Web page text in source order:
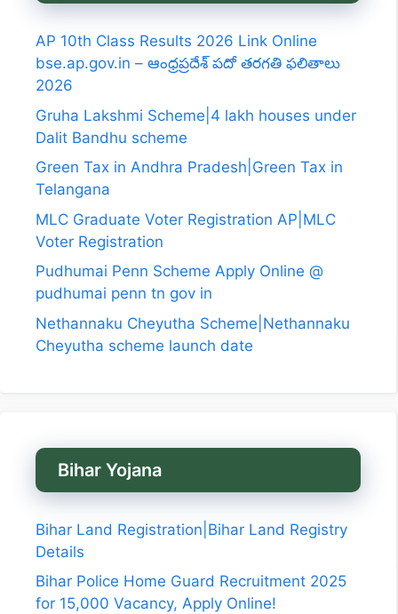
AP 10th Class Results 2026 Link Online
bse.ap.gov.in – ఆంధ్రప్రదేశ్ పదో తరగతి ఫలితాలు
2026
Gruha Lakshmi Scheme|4 lakh houses under
Dalit Bandhu scheme
Green Tax in Andhra Pradesh|Green Tax in
Telangana
MLC Graduate Voter Registration AP|MLC
Voter Registration
Pudhumai Penn Scheme Apply Online @
pudhumai penn tn gov in
Nethannaku Cheyutha Scheme|Nethannaku
Cheyutha scheme launch date
Bihar Yojana
Bihar Land Registration|Bihar Land Registry
Details
Bihar Police Home Guard Recruitment 2025
for 15,000 Vacancy, Apply Online!